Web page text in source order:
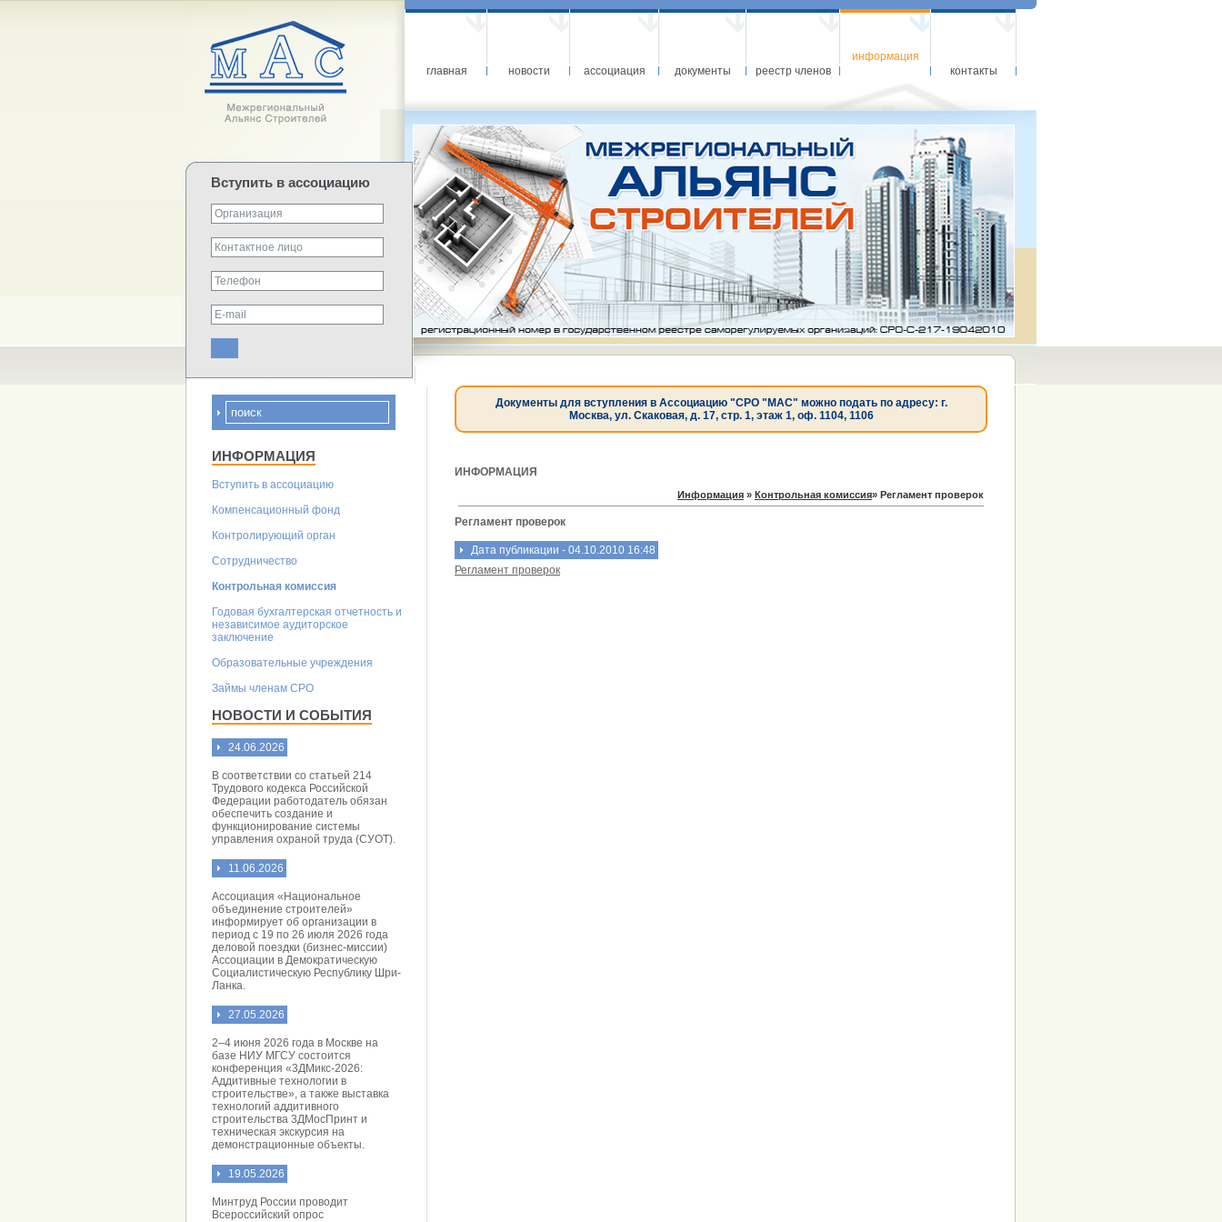
главная новости ассоциация документы реестр членов
информация
контакты
Вступить в ассоциацию
ИНФОРМАЦИЯ
Вступить в ассоциацию
Компенсационный фонд
Контролирующий орган
Сотрудничество
Контрольная комиссия
Годовая бухгалтерская отчетность и
независимое аудиторское
заключение
Образовательные учреждения
Займы членам СРО
НОВОСТИ И СОБЫТИЯ
24.06.2026
В соответствии со статьей 214
Трудового кодекса Российской
Федерации работодатель обязан
обеспечить создание и
функционирование системы
управления охраной труда (СУОТ).
11.06.2026
Ассоциация «Национальное
объединение строителей»
информирует об организации в
период с 19 по 26 июля 2026 года
деловой поездки (бизнес-миссии)
Ассоциации в Демократическую
Социалистическую Республику Шри-
Ланка.
27.05.2026
2–4 июня 2026 года в Москве на
базе НИУ МГСУ состоится
конференция «3ДМикс-2026:
Аддитивные технологии в
строительстве», а также выставка
технологий аддитивного
строительства 3ДМосПринт и
техническая экскурсия на
демонстрационные объекты.
19.05.2026
Минтруд России проводит
Всероссийский опрос
Документы для вступления в Ассоциацию "СРО "МАС" можно подать по адресу: г.
Москва, ул. Скаковая, д. 17, стр. 1, этаж 1, оф. 1104, 1106
ИНФОРМАЦИЯ
Информация » Контрольная комиссия» Регламент проверок
Регламент проверок
Дата публикации - 04.10.2010 16:48
Регламент проверок